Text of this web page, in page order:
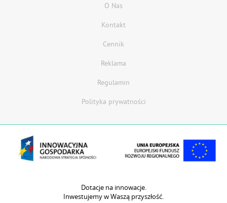
O Nas
Kontakt
Cennik
Reklama
Regulamin
Polityka prywatności
Dotacje na innowacje.
Inwestujemy w Waszą przyszłość.